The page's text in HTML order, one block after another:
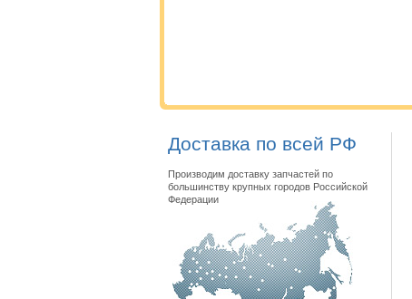
Доставка по всей РФ
Производим доставку запчастей по
большинству крупных городов Российской
Федерации